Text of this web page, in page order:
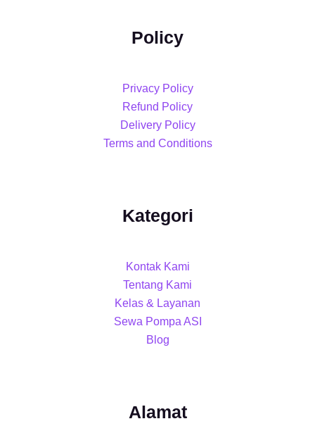
Policy
Privacy Policy
Refund Policy
Delivery Policy
Terms and Conditions
Kategori
Kontak Kami
Tentang Kami
Kelas & Layanan
Sewa Pompa ASI
Blog
Alamat